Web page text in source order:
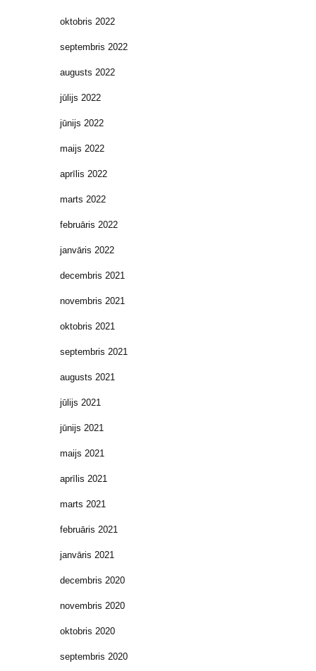
oktobris 2022
septembris 2022
augusts 2022
jūlijs 2022
jūnijs 2022
maijs 2022
aprīlis 2022
marts 2022
februāris 2022
janvāris 2022
decembris 2021
novembris 2021
oktobris 2021
septembris 2021
augusts 2021
jūlijs 2021
jūnijs 2021
maijs 2021
aprīlis 2021
marts 2021
februāris 2021
janvāris 2021
decembris 2020
novembris 2020
oktobris 2020
septembris 2020